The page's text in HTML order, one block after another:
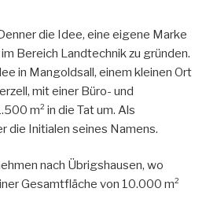
die Idee, eine eigene Marke
Bereich Landtechnik zu gründen.
in Mangoldsall, einem kleinen Ort
mit einer Büro- und
m² in die Tat um. Als
die Initialen seines Namens.
nach Übrigshausen, wo
Gesamtfläche von 10.000 m²